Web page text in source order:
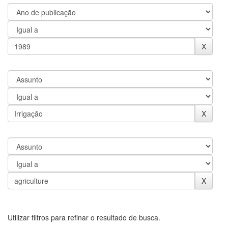
Utilizar filtros para refinar o resultado de busca.